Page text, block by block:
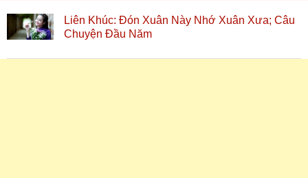
Liên Khúc: Đón Xuân Này Nhớ Xuân Xưa; Câu
Chuyện Đầu Năm